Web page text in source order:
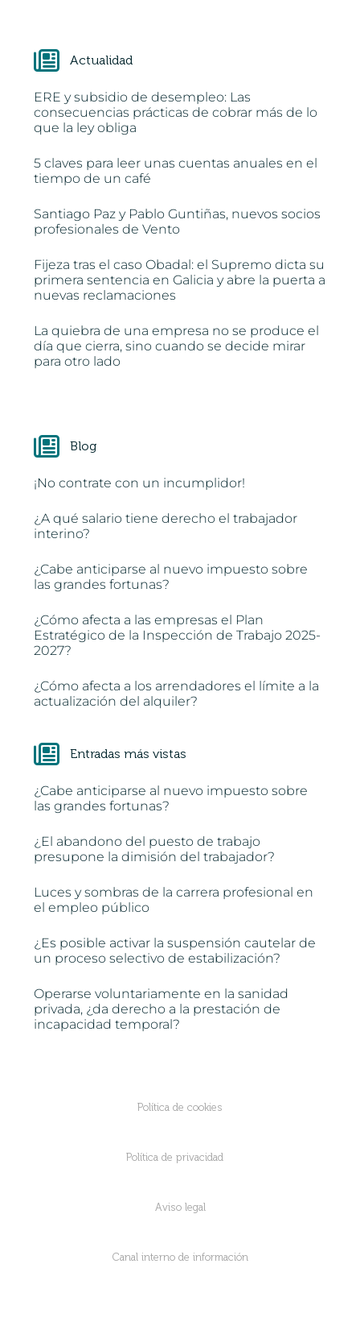
Actualidad
ERE y subsidio de desempleo: Las
consecuencias prácticas de cobrar más de lo
que la ley obliga
5 claves para leer unas cuentas anuales en el
tiempo de un café
Santiago Paz y Pablo Guntiñas, nuevos socios
profesionales de Vento
Fijeza tras el caso Obadal: el Supremo dicta su
primera sentencia en Galicia y abre la puerta a
nuevas reclamaciones
La quiebra de una empresa no se produce el
día que cierra, sino cuando se decide mirar
para otro lado
Blog
¡No contrate con un incumplidor!
¿A qué salario tiene derecho el trabajador
interino?
¿Cabe anticiparse al nuevo impuesto sobre
las grandes fortunas?
¿Cómo afecta a las empresas el Plan
Estratégico de la Inspección de Trabajo 2025-
2027?
¿Cómo afecta a los arrendadores el límite a la
actualización del alquiler?
Entradas más vistas
¿Cabe anticiparse al nuevo impuesto sobre
las grandes fortunas?
¿El abandono del puesto de trabajo
presupone la dimisión del trabajador?
Luces y sombras de la carrera profesional en
el empleo público
¿Es posible activar la suspensión cautelar de
un proceso selectivo de estabilización?
Operarse voluntariamente en la sanidad
privada, ¿da derecho a la prestación de
incapacidad temporal?
Política de cookies
Política de privacidad
Aviso legal
Canal interno de información